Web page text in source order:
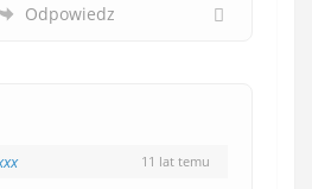
Odpowiedz
11 lat temu